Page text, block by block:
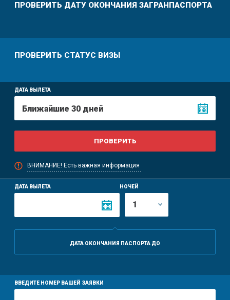
ПРОВЕРИТЬ ДАТУ ОКОНЧАНИЯ ЗАГРАНПАСПОРТА
ПРОВЕРИТЬ CТАТУС ВИЗЫ
ДАТА ВЫЛЕТА
ВНИМАНИЕ! Есть важная информация
ДАТА ВЫЛЕТА НОЧЕЙ
ДАТА ОКОНЧАНИЯ ПАСПОРТА ДО
ВВЕДИТЕ НОМЕР ВАШЕЙ ЗАЯВКИ